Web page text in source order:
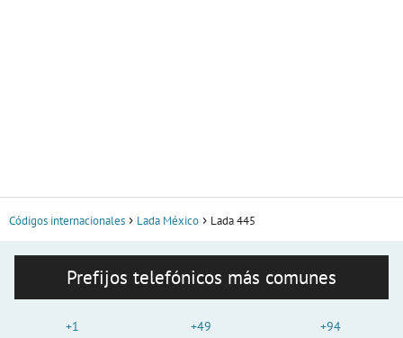
Códigos internacionales Lada México Lada 445
Prefijos telefónicos más comunes
+1
+49
+94